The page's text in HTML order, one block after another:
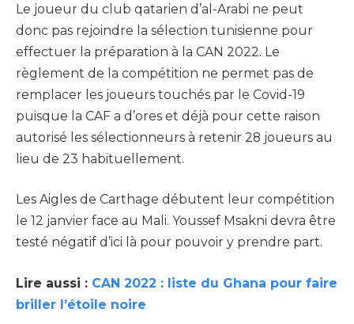
Le joueur du club qatarien d’al-Arabi ne peut
donc pas rejoindre la sélection tunisienne pour
effectuer la préparation à la CAN 2022. Le
règlement de la compétition ne permet pas de
remplacer les joueurs touchés par le Covid-19
puisque la CAF a d’ores et déjà pour cette raison
autorisé les sélectionneurs à retenir 28 joueurs au
lieu de 23 habituellement.
Les Aigles de Carthage débutent leur compétition
le 12 janvier face au Mali. Youssef Msakni devra être
testé négatif d’ici là pour pouvoir y prendre part.
Lire aussi : CAN 2022 : liste du Ghana pour faire
briller l’étoile noire